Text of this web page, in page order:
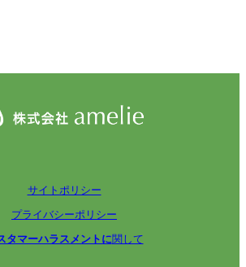
サイトポリシー
プライバシーポリシー
タマーハラスメントに関して